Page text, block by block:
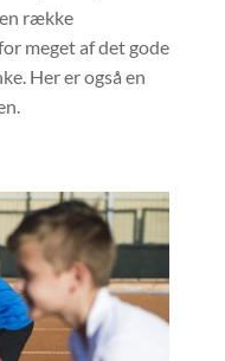
række
meget af det gode
Her er også en